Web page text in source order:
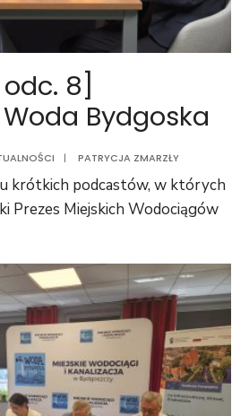
odc. 8]
Bydgoska
| PATRYCJA ZMARZŁY
krótkich podcastów, w których
Prezes Miejskich Wodociągów